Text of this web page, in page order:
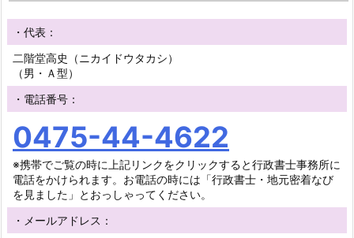
・代表：
二階堂高史（ニカイドウタカシ）
（男・Ａ型）
・電話番号：
0475-44-4622
※携帯でご覧の時に上記リンクをクリックすると行政書士事務所に
電話をかけられます。お電話の時には「行政書士・地元密着なび
を見ました」とおっしゃってください。
・メールアドレス：